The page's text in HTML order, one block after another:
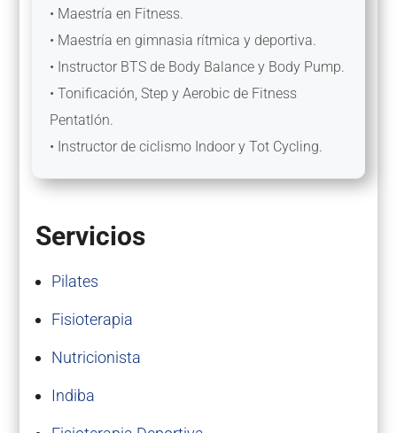
• Maestría en Fitness.
• Maestría en gimnasia rítmica y deportiva.
• Instructor BTS de Body Balance y Body Pump.
• Tonificación, Step y Aerobic de Fitness
Pentatlón.
• Instructor de ciclismo Indoor y Tot Cycling.
Servicios
Pilates
Fisioterapia
Nutricionista
Indiba